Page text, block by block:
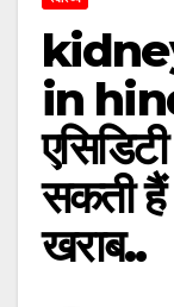
in
सकती
खराब..